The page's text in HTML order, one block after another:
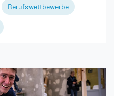
Berufswettbewerbe